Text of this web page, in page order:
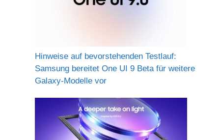
Hinweise auf bevorstehenden Testlauf:
Samsung bereitet One UI 9 Beta für weitere
Galaxy-Modelle vor